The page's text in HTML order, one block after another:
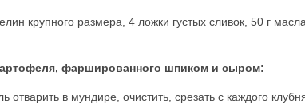
крупного размера, 4 ложки густых сливок, 50 г
фаршированного шпиком и сыром:
отварить в мундире, очистить, срезать с каждого